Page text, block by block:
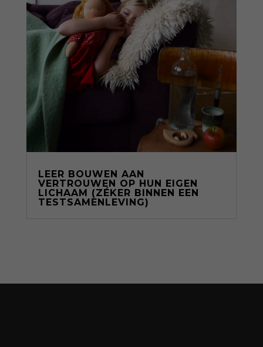
LEER BOUWEN AAN
VERTROUWEN OP HUN EIGEN
LICHAAM (ZÉKER BINNEN EEN
TESTSAMENLEVING)